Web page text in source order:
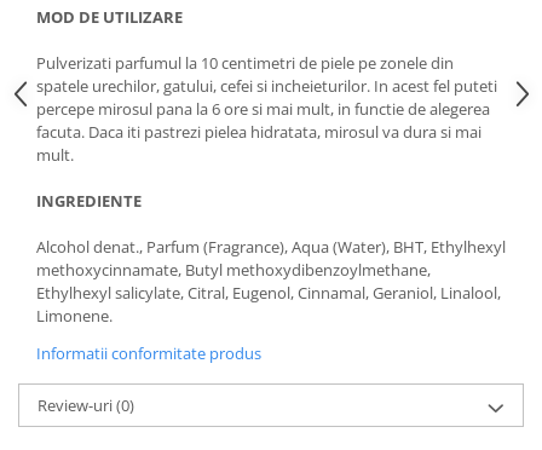
MOD DE UTILIZARE
Pulverizati parfumul la 10 centimetri de piele pe zonele din
spatele urechilor, gatului, cefei si incheieturilor. In acest fel puteti
percepe mirosul pana la 6 ore si mai mult, in functie de alegerea
facuta. Daca iti pastrezi pielea hidratata, mirosul va dura si mai
mult.
INGREDIENTE
Alcohol denat., Parfum (Fragrance), Aqua (Water), BHT, Ethylhexyl
methoxycinnamate, Butyl methoxydibenzoylmethane,
Ethylhexyl salicylate, Citral, Eugenol, Cinnamal, Geraniol, Linalool,
Limonene.
Informatii conformitate produs
Review-uri(0)